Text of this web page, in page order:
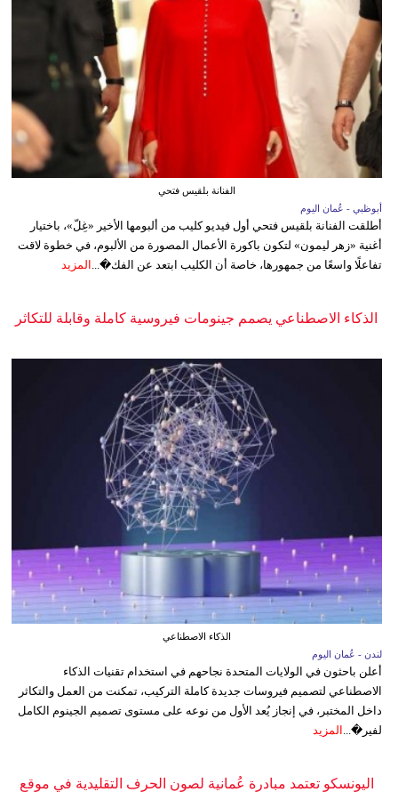
الفنانة بلقيس فتحي
أبوظبي - عُمان اليوم
أطلقت الفنانة بلقيس فتحي أول فيديو كليب من ألبومها الأخير «غِلّ»، باختيار
أغنية «زهر ليمون» لتكون باكورة الأعمال المصورة من الألبوم، في خطوة لاقت
تفاعلًا واسعًا من جمهورها، خاصة أن الكليب ابتعد عن الفك�...
المزيد
الذكاء الاصطناعي يصمم جينومات فيروسية كاملة وقابلة للتكاثر
الذكاء الاصطناعي
لندن - عُمان اليوم
أعلن باحثون في الولايات المتحدة نجاحهم في استخدام تقنيات الذكاء
الاصطناعي لتصميم فيروسات جديدة كاملة التركيب، تمكنت من العمل والتكاثر
داخل المختبر، في إنجاز يُعد الأول من نوعه على مستوى تصميم الجينوم الكامل
لفير�... المزيد
اليونسكو تعتمد مبادرة عُمانية لصون الحرف التقليدية في موقع